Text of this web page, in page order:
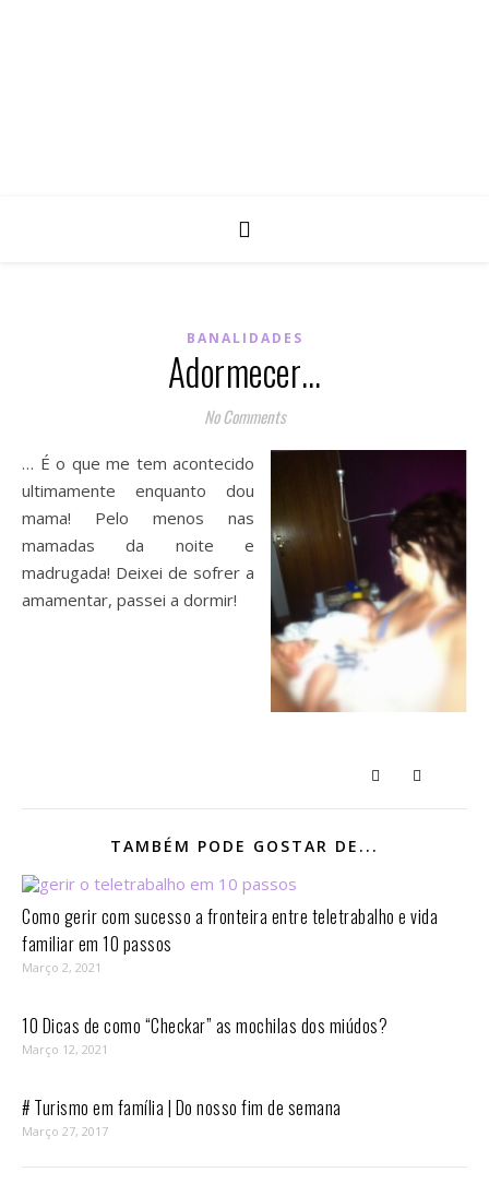
BANALIDADES
Adormecer…
No Comments
… É o que me tem acontecido
ultimamente enquanto dou
mama! Pelo menos nas
mamadas da noite e
madrugada! Deixei de sofrer a
amamentar, passei a dormir!
TAMBÉM PODE GOSTAR DE...
Como gerir com sucesso a fronteira entre teletrabalho e vida
familiar em 10 passos⁣
Março 2, 2021
10 Dicas de como “Checkar” as mochilas dos miúdos?
Março 12, 2021
# Turismo em família | Do nosso fim de semana
Março 27, 2017